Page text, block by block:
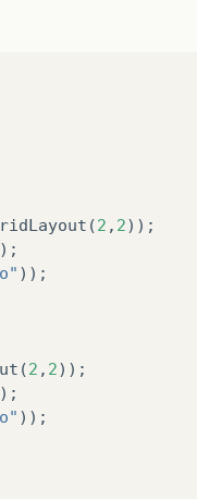
(2 , 2));
));
(2 , 2));
));